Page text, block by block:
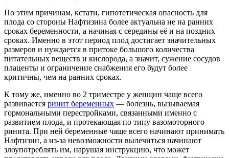
По этим причинам, кстати, гипотетическая опасность для
плода со стороны Нафтизина более актуальна не на ранних
сроках беременности, а начиная с середины её и на поздних
сроках. Именно в этот период плод достигает значительных
размеров и нуждается в притоке большого количества
питательных веществ и кислорода, а значит, сужение сосудов
плаценты и ограничение снабжения его будут более
критичны, чем на ранних сроках.
К тому же, именно во 2 триместре у женщин чаще всего
развивается ринит беременных — болезнь, вызываемая
гормональными перестройками, связанными именно с
развитием плода, и протекающая по типу вазомоторного
ринита. При ней беременные чаще всего начинают принимать
Нафтизин, а из-за невозможности вылечиться начинают
злоупотреблять им, нарушая инструкцию, что может